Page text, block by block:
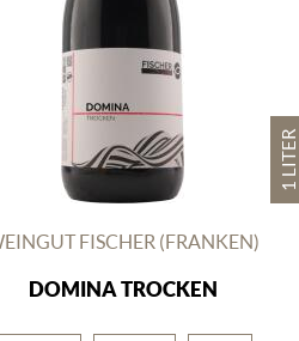
1 LITER
FISCHER (FRANKEN)
DOMINA TROCKEN